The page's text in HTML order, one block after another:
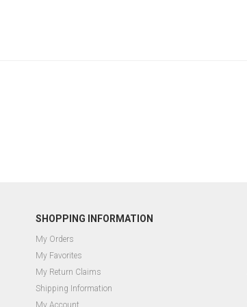
SHOPPING INFORMATION
My Orders
My Favorites
My Return Claims
Shipping Information
My Account